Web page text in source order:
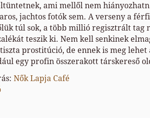
ami mellől nem
jachtos fotók sem. A verseny a
túl sok, a több millió regisztrált tag
teszik ki. Nem kell senkinek
prostitúció, de ennek is meg lehet
egy profin összerakott társkereső
Nők Lapja Café